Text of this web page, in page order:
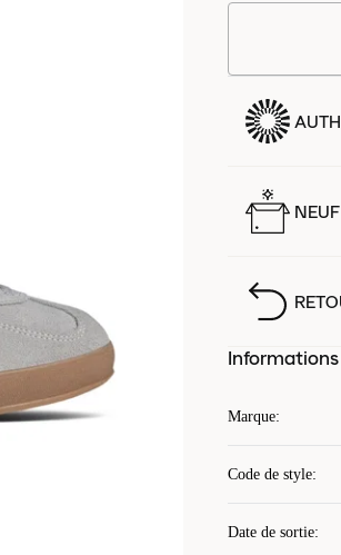
Informations
Marque:
Code de style:
Date de sortie: